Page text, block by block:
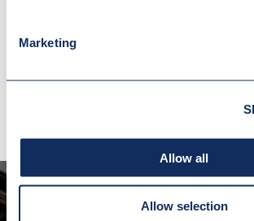
Marketing
Allow all
Allow selection
SPRAWDŹ